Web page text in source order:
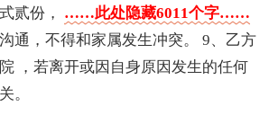
贰份， ……此处隐藏6011个字……
通，不得和家属发生冲突。 9、乙方
，若离开或因自身原因发生的任何
。